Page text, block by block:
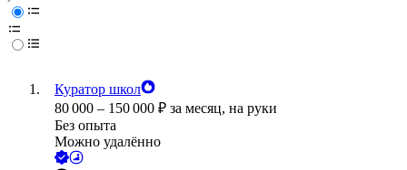
Куратор школ
80 000 – 150 000 ₽ за месяц, на руки
Без опыта
Можно удалённо